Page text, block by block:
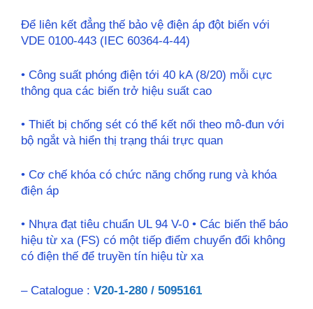
Để liên kết đẳng thế bảo vệ điện áp đột biến với
VDE 0100-443 (IEC 60364-4-44)
• Công suất phóng điện tới 40 kA (8/20) mỗi cực
thông qua các biến trở hiệu suất cao
• Thiết bị chống sét có thể kết nối theo mô-đun với
bộ ngắt và hiển thị trạng thái trực quan
• Cơ chế khóa có chức năng chống rung và khóa
điện áp
• Nhựa đạt tiêu chuẩn UL 94 V-0 • Các biến thể báo
hiệu từ xa (FS) có một tiếp điểm chuyển đổi không
có điện thế để truyền tín hiệu từ xa
– Catalogue : V20-1-280 / 5095161